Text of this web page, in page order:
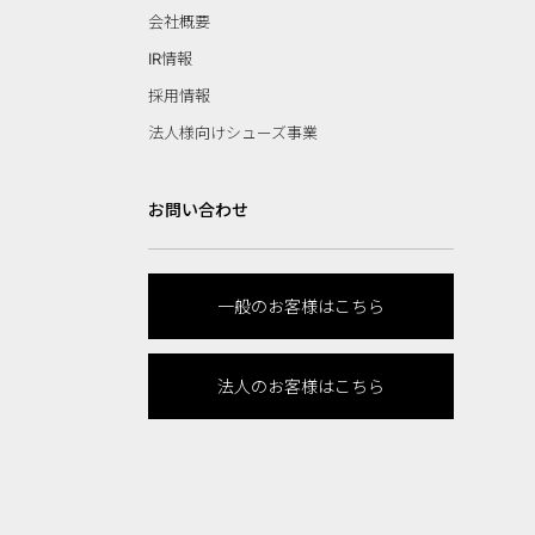
会社概要
IR情報
採用情報
法人様向けシューズ事業
お問い合わせ
一般のお客様はこちら
法人のお客様はこちら